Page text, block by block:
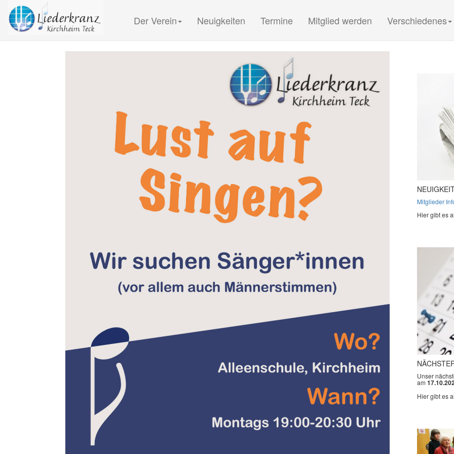
Der Verein Neuigkeiten(current)
Termine(current)Mitglied werden(current)
Verschiedenes
Mitglieder
Hier gibt es
Unser
am
Hier gibt es